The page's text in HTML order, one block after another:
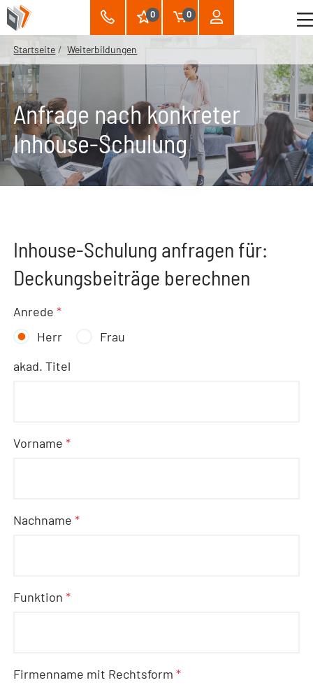
0 0
Startseite Weiterbildungen
Anfrage nach konkreter
Inhouse-Schulung
Inhouse-Schulung anfragen für:
Deckungsbeiträge berechnen
Anrede*
Herr
Frau
akad. Titel
Vorname*
Nachname*
Funktion*
Firmenname mit Rechtsform*